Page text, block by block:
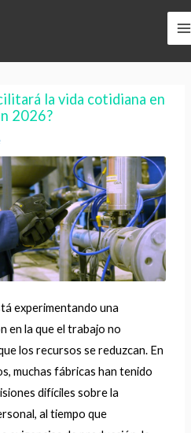
la vida cotidiana en
2026?
experimentando una
en la que el trabajo no
los recursos se reduzcan. En
muchas fábricas han tenido
difíciles sobre la
al tiempo que